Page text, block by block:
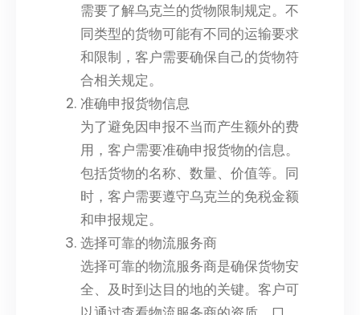
需要了解乌克兰的货物限制规定。不
同类型的货物可能有不同的运输要求
和限制，客户需要确保自己的货物符
合相关规定。
准确申报货物信息
为了避免因申报不当而产生额外的费
用，客户需要准确申报货物的信息。
包括货物的名称、数量、价值等。同
时，客户需要遵守乌克兰的免税金额
和申报规定。
选择可靠的物流服务商
选择可靠的物流服务商是确保货物安
全、及时到达目的地的关键。客户可